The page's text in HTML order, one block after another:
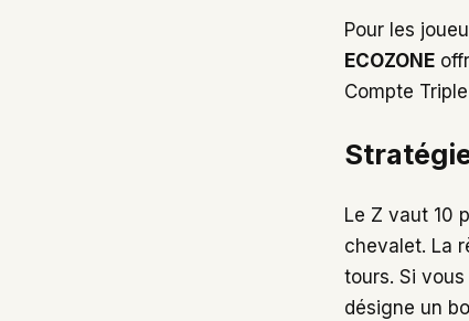
Pour les
ECOZONE
Compte
Le Z vaut 10
chevalet. La
tours. Si
désigne un